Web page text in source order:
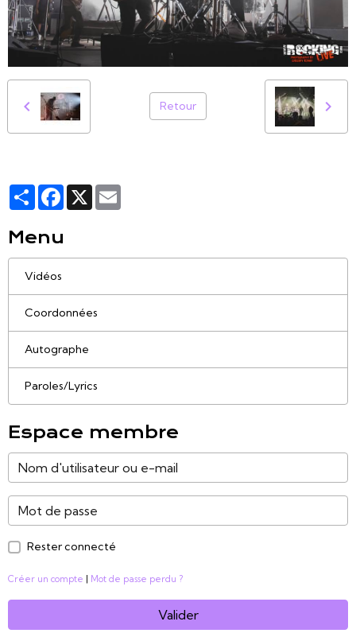
Retour
PartagerFacebook
X
Menu
Vidéos
Coordonnées
Autographe
Paroles/Lyrics
Espace membre
Rester connecté
Créer un compte | Mot de passe perdu ?
Valider